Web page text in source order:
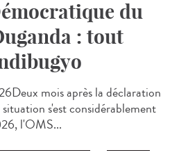
du
: tout
mois après la déclaration
s'est considérablement
l'OMS...